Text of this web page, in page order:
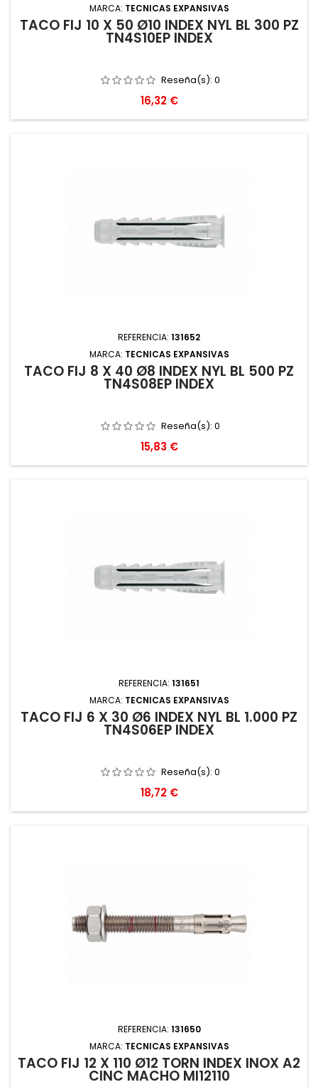
MARCA: TECNICAS EXPANSIVAS
TACO FIJ 10 X 50 Ø10 INDEX NYL BL 300 PZ
TN4S10EP INDEX
Reseña(s): 0
Precio
16,32 €
REFERENCIA: 131652
MARCA: TECNICAS EXPANSIVAS
TACO FIJ 8 X 40 Ø8 INDEX NYL BL 500 PZ
TN4S08EP INDEX
Reseña(s): 0
Precio
15,83 €
REFERENCIA: 131651
MARCA: TECNICAS EXPANSIVAS
TACO FIJ 6 X 30 Ø6 INDEX NYL BL 1.000 PZ
TN4S06EP INDEX
Reseña(s): 0
Precio
18,72 €
REFERENCIA: 131650
MARCA: TECNICAS EXPANSIVAS
TACO FIJ 12 X 110 Ø12 TORN INDEX INOX A2
CINC MACHO MI12110